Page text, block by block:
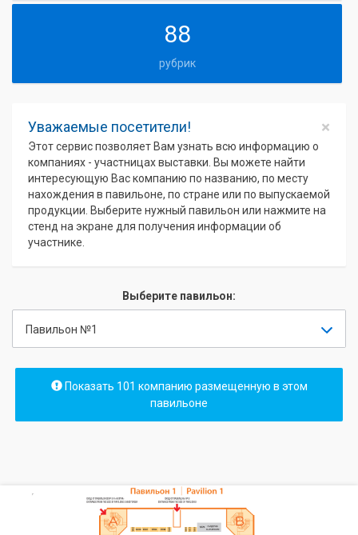
88
рубрик
×
Уважаемые посетители!
Этот сервис позволяет Вам узнать всю информацию о
компаниях - участницах выставки. Вы можете найти
интересующую Вас компанию по названию, по месту
нахождения в павильоне, по стране или по выпускаемой
продукции. Выберите нужный павильон или нажмите на
стенд на экране для получения информации об
участнике.
Выберите павильон:
Павильон №1
Показать 101 компанию размещенную в этом
павильоне